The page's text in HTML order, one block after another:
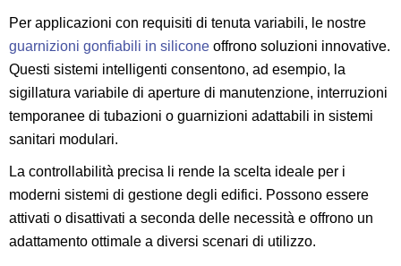
Per applicazioni con requisiti di tenuta variabili, le nostre
guarnizioni gonfiabili in silicone offrono soluzioni innovative.
Questi sistemi intelligenti consentono, ad esempio, la
sigillatura variabile di aperture di manutenzione, interruzioni
temporanee di tubazioni o guarnizioni adattabili in sistemi
sanitari modulari.
La controllabilità precisa li rende la scelta ideale per i
moderni sistemi di gestione degli edifici. Possono essere
attivati o disattivati a seconda delle necessità e offrono un
adattamento ottimale a diversi scenari di utilizzo.